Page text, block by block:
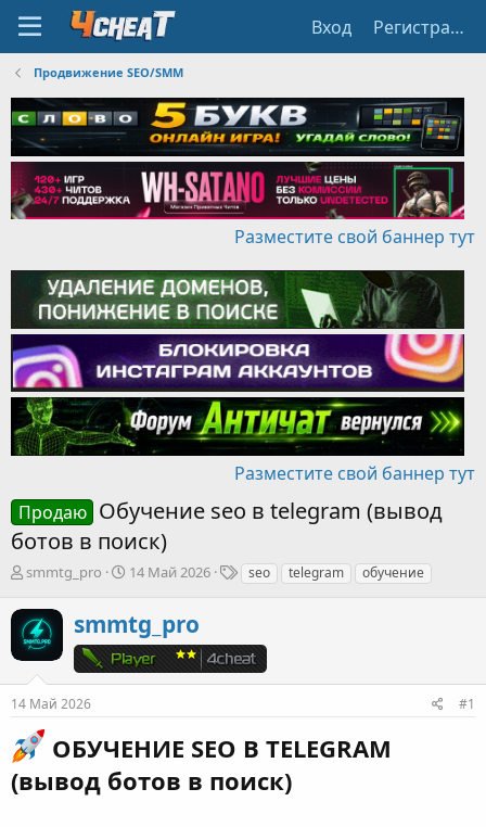
Вход Регистрация
Продвижение SEO/SMM
Разместите свой баннер тут
Разместите свой баннер тут
Продаю Обучение seo в telegram (вывод
ботов в поиск)
А
т
о
р
е
м
smmtg_pro
Д
а
н
а
ч
а
14 Май 2026
Тseo telegram обучение
smmtg_pro
14 Май 2026 #1
ОБУЧЕНИЕ SEO В TELEGRAM
(вывод ботов в поиск)